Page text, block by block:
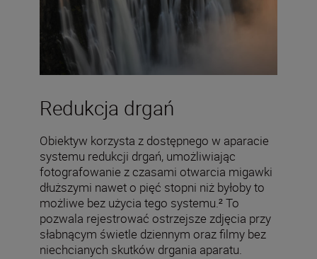
Redukcja drgań
Obiektyw korzysta z dostępnego w aparacie
systemu redukcji drgań, umożliwiając
fotografowanie z czasami otwarcia migawki
dłuższymi nawet o pięć stopni niż byłoby to
możliwe bez użycia tego systemu.² To
pozwala rejestrować ostrzejsze zdjęcia przy
słabnącym świetle dziennym oraz filmy bez
niechcianych skutków drgania aparatu.